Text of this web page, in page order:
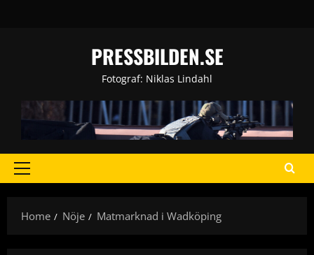
PRESSBILDEN.SE
Fotograf: Niklas Lindahl
Primary
Home
Nöje Matmarknad i Wadköping